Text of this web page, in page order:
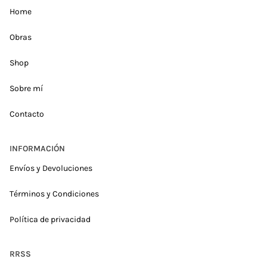
Home
Obras
Shop
Sobre mí
Contacto
INFORMACIÓN
Envíos y Devoluciones
Términos y Condiciones
Política de privacidad
RRSS